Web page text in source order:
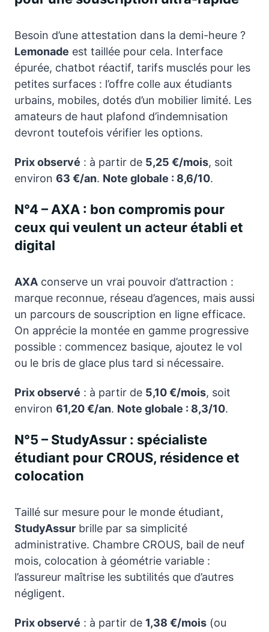
Besoin d’une attestation dans la demi-heure ?
Lemonade est taillée pour cela. Interface
épurée, chatbot réactif, tarifs musclés pour les
petites surfaces : l’offre colle aux étudiants
urbains, mobiles, dotés d’un mobilier limité. Les
amateurs de haut plafond d’indemnisation
devront toutefois vérifier les options.
Prix observé : à partir de 5,25 €/mois, soit
environ 63 €/an. Note globale : 8,6/10.
N°4 – AXA : bon compromis pour
ceux qui veulent un acteur établi et
digital
AXA conserve un vrai pouvoir d’attraction :
marque reconnue, réseau d’agences, mais aussi
un parcours de souscription en ligne efficace.
On apprécie la montée en gamme progressive
possible : commencez basique, ajoutez le vol
ou le bris de glace plus tard si nécessaire.
Prix observé : à partir de 5,10 €/mois, soit
environ 61,20 €/an. Note globale : 8,3/10.
N°5 – StudyAssur : spécialiste
étudiant pour CROUS, résidence et
colocation
Taillé sur mesure pour le monde étudiant,
StudyAssur brille par sa simplicité
administrative. Chambre CROUS, bail de neuf
mois, colocation à géométrie variable :
l’assureur maîtrise les subtilités que d’autres
négligent.
Prix observé : à partir de 1,38 €/mois (ou